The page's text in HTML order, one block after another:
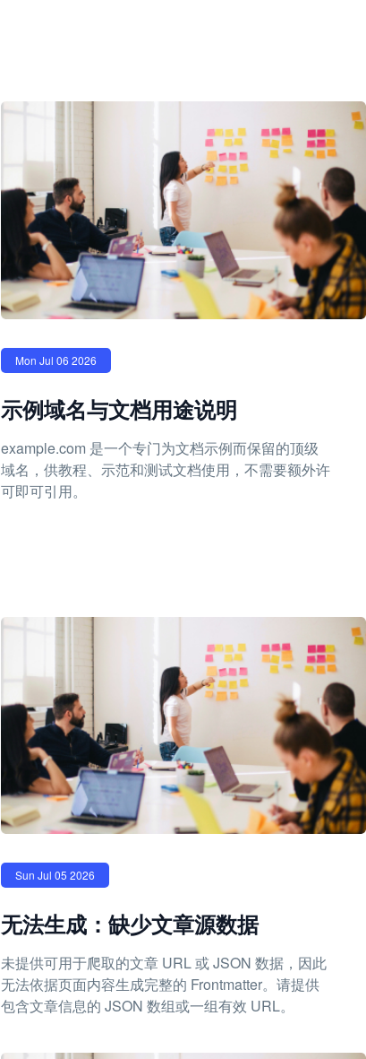
Mon Jul 06 2026
示例域名与文档用途说明
example.com 是一个专门为文档示例而保留的顶级
域名，供教程、示范和测试文档使用，不需要额外许
可即可引用。
Sun Jul 05 2026
无法生成：缺少文章源数据
未提供可用于爬取的文章 URL 或 JSON 数据，因此
无法依据页面内容生成完整的 Frontmatter。请提供
包含文章信息的 JSON 数组或一组有效 URL。